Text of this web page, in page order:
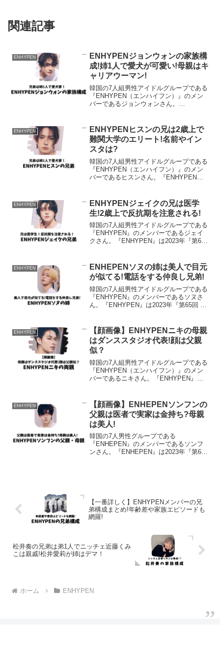
関連記事
ENHYPEN
ENHYPENジョンウォンの家族構
成!姉1人で愛犬が可愛い!母親はキ
ャリアウーマン!
韓国の7人組男性アイドルグループである
『ENHYPEN（エンハイフン）』のメン
バーであるジョンウォンさん。
を受賞し、注目を集めました。そんな
『ENHYPEN...
ENHYPEN
ENHYPENヒスンの兄は2歳上で
難関大学のエリート!名前やイン
スタは?
韓国の7人組男性アイドルグループである
『ENHYPEN（エンハイフン）』のメン
バーであるヒスンさん。『ENHYPEN』
を集めました。そんな『ENHYPEN』の
メ...
ENHYPEN
ENHYPENジェイクの兄は医学
生!2歳上で反抗期を注意される!
韓国の7人組男性アイドルグループである
『ENHYPEN』のメンバーであるジェイ
クさん。『ENHYPEN』は2023年『第65
た。そんな『ENHYPEN』のメンバーで
ある...
ENHYPEN
ENHEPENソヌの姉は美人で目元
が似てる!電話をする仲良し兄弟!
韓国の7人組男性アイドルグループである
『ENHYPEN』のメンバーであるソヌさ
ん。『ENHYPEN』は2023年『第65回 輝
んな『ENHYPEN』のメンバーであるソ
ヌ...
ENHYPEN
【顔画像】ENHYPENニキの母親
はダンススタジオ代表!顔は父親
似？
韓国の7人組男性アイドルグループである
『ENHYPEN（エンハイフン）』のメン
バーであるニキさん。『ENHYPEN』は
を集めました。そんな『ENHYPEN』の
唯一...
ENHYPEN
【顔画像】ENHEPENソンフンの
父親は医者で実家は金持ち?母親
は美人!
韓国の7人男性グループである
『ENHEPEN』のメンバーであるソンフ
ンさん。『ENHEPEN』は2023年『第65
【一番詳しく】ENHYPENメンバーの兄
弟構成まとめ!年齢差や家族エピソードも
網羅!
松井奏の兄弟は弟1人でニッチェ近藤くみ
こは親戚!松井愛莉が姉はデマ！
ホーム ENHYPEN